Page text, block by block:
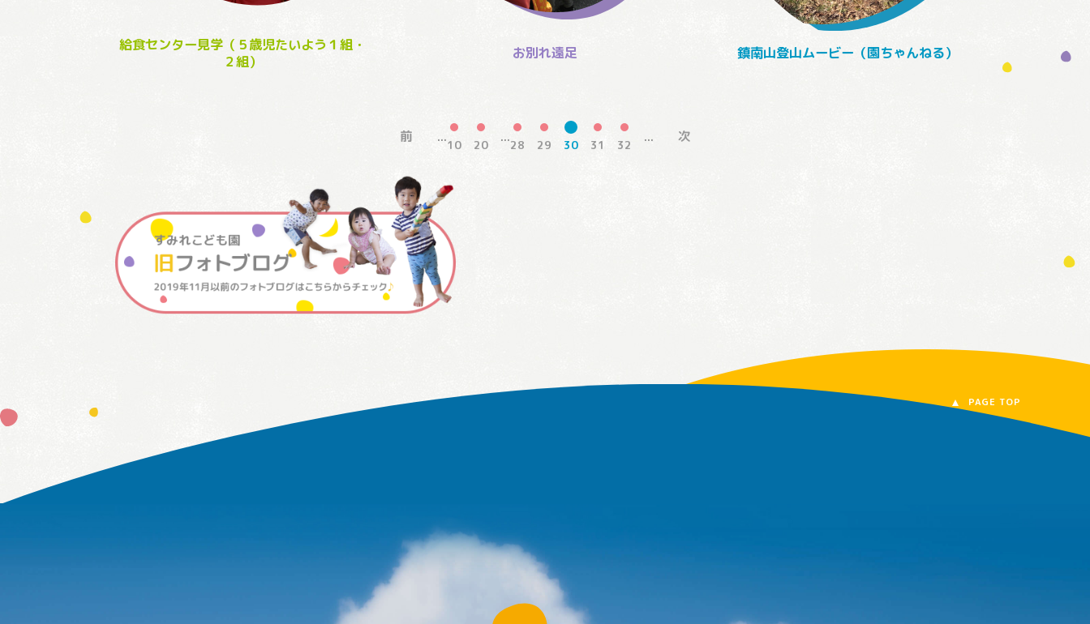
給食センター見学（５歳児たいよう１組・
２組）
お別れ遠足 鎮南山登山ムービー（園ちゃんねる）
前 ...
10 20
...
28 29 30 31 32
... 次
PAGE TOP